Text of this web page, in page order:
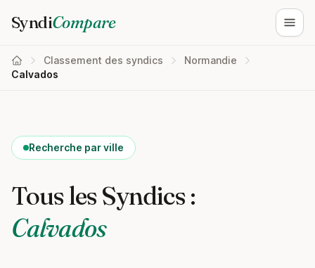
SyndiCompare
Classement des syndics
Normandie
Calvados
Recherche par ville
Tous les Syndics :
Calvados